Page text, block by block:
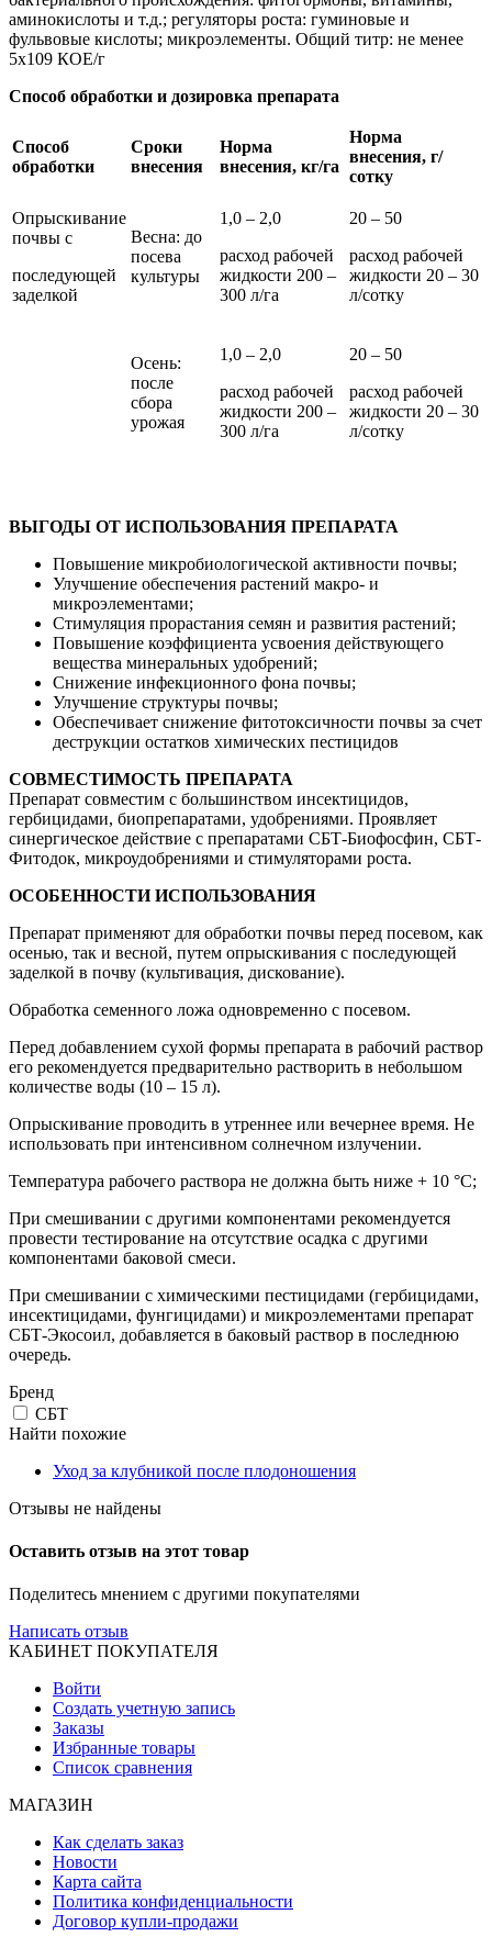
аминокислоты и т.д.; регуляторы роста: гуминовые и
фульвовые кислоты; микроэлементы. Общий титр: не менее
5х109 КОЕ/г
Способ обработки и дозировка препарата
Способ
обработки
Сроки
внесения
Норма
внесения, кг/га
Норма
внесения, г/
сотку
Опрыскивание
почвы с
последующей
заделкой
Весна: до
посева
культуры
1,0 – 2,0
расход рабочей
жидкости 200 –
300 л/га
20 – 50
расход рабочей
жидкости 20 – 30
л/сотку
Осень:
после
сбора
урожая
1,0 – 2,0
расход рабочей
жидкости 200 –
300 л/га
20 – 50
расход рабочей
жидкости 20 – 30
л/сотку
ВЫГОДЫ ОТ ИСПОЛЬЗОВАНИЯ ПРЕПАРАТА
Повышение микробиологической активности почвы;
Улучшение обеспечения растений макро- и
микроэлементами;
Стимуляция прорастания семян и развития растений;
Повышение коэффициента усвоения действующего
вещества минеральных удобрений;
Снижение инфекционного фона почвы;
Улучшение структуры почвы;
Обеспечивает снижение фитотоксичности почвы за счет
деструкции остатков химических пестицидов
СОВМЕСТИМОСТЬ ПРЕПАРАТА
Препарат совместим с большинством инсектицидов,
гербицидами, биопрепаратами, удобрениями. Проявляет
синергическое действие с препаратами СБТ-Биофосфин, СБТ-
Фитодок, микроудобрениями и стимуляторами роста.
ОСОБЕННОСТИ ИСПОЛЬЗОВАНИЯ
Препарат применяют для обработки почвы перед посевом, как
осенью, так и весной, путем опрыскивания с последующей
заделкой в почву (культивация, дискование).
Обработка семенного ложа одновременно с посевом.
Перед добавлением сухой формы препарата в рабочий раствор
его рекомендуется предварительно растворить в небольшом
количестве воды (10 – 15 л).
Опрыскивание проводить в утреннее или вечернее время. Не
использовать при интенсивном солнечном излучении.
Температура рабочего раствора не должна быть ниже + 10 °С;
При смешивании с другими компонентами рекомендуется
провести тестирование на отсутствие осадка с другими
компонентами баковой смеси.
При смешивании с химическими пестицидами (гербицидами,
инсектицидами, фунгицидами) и микроэлементами препарат
СБТ-Экосоил, добавляется в баковый раствор в последнюю
очередь.
Бренд
СБТ
Найти похожие
Уход за клубникой после плодоношения
Отзывы не найдены
Оставить отзыв на этот товар
Поделитесь мнением с другими покупателями
Написать отзыв
КАБИНЕТ ПОКУПАТЕЛЯ
Войти
Создать учетную запись
Заказы
Избранные товары
Список сравнения
МАГАЗИН
Как сделать заказ
Новости
Карта сайта
Политика конфиденциальности
Договор купли-продажи